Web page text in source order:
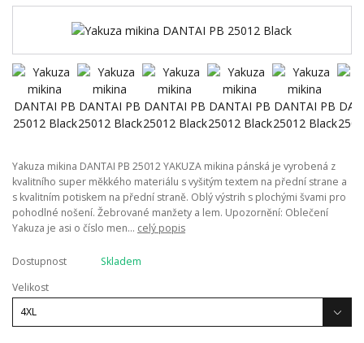
Yakuza mikina DANTAI PB 25012 YAKUZA mikina pánská je vyrobená z
kvalitního super měkkého materiálu s vyšitým textem na přední strane a
s kvalitním potiskem na přední straně. Oblý výstrih s plochými švami pro
pohodlné nošení. Žebrované manžety a lem. Upozornění: Oblečení
Yakuza je asi o číslo men... celý popis
Dostupnost
Skladem
Velikost